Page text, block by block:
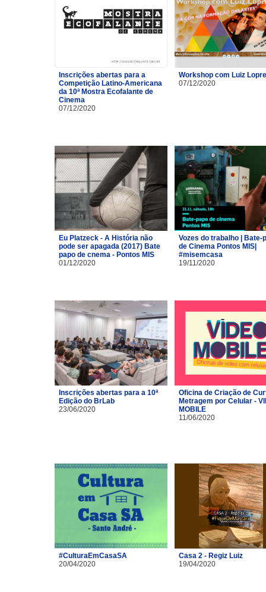
Inscrições abertas para a
Competição Latino-Americana
da 10ª Mostra Ecofalante de
Cinema
07/12/2020
Workshop com Luiz
07/12/2020
Eu Platzeck - A História não
pode ser apagada (2017) Bate
papo de cnema - Pontos MIS
01/12/2020
Vozes do trabalho | Bate-
de Cinema Pontos MIS|
#misemcasa
19/11/2020
Inscrições abertas para a 10ª
Edição do BrLab
23/06/2020
Oficina de Criação de
Metragem por Celular -
MOBILE
11/06/2020
#CulturaEmCasaSA
20/04/2020
Casa 2 - Regiz Luiz
19/04/2020